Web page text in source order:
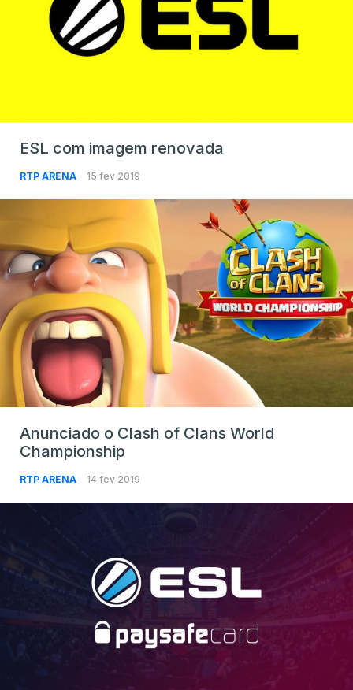
ESL com imagem renovada
RTP ARENA 15 fev 2019
Anunciado o Clash of Clans World
Championship
RTP ARENA 14 fev 2019